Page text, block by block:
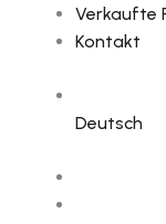
Verkaufte
Kontakt
Deutsch